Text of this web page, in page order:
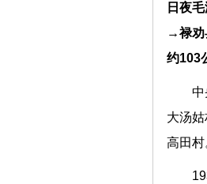
日夜
→禄劝
约103
中
大汤
高田村